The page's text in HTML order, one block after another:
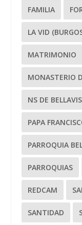
FAMILIA
LA VID
MATRIMONIO
MONASTERIO
NS DE
PAPA
PARROQUIA
PARROQUIAS
REDCAM
SANTIDAD